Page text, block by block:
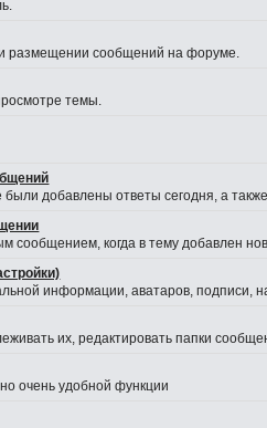
размещении сообщений на форуме.
темы.
были добавлены ответы сегодня, а
сообщением, когда в тему добавлен
информации, аватаров, подписи,
их, редактировать папки
очень удобной функции